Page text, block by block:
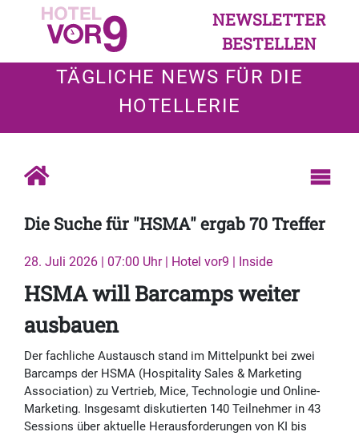
NEWSLETTER
BESTELLEN
TÄGLICHE NEWS FÜR DIE
HOTELLERIE
Die Suche für "HSMA" ergab 70 Treffer
28. Juli 2026 | 07:00 Uhr | Hotel vor9 | Inside
HSMA will Barcamps weiter
ausbauen
Der fachliche Austausch stand im Mittelpunkt bei zwei
Barcamps der HSMA (Hospitality Sales & Marketing
Association) zu Vertrieb, Mice, Technologie und Online-
Marketing. Insgesamt diskutierten 140 Teilnehmer in 43
Sessions über aktuelle Herausforderungen von KI bis